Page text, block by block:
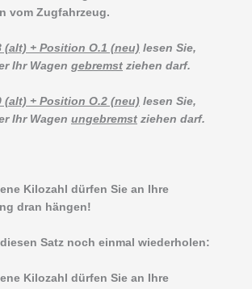
vom Zugfahrzeug.
(alt) + Position O.1 (neu) lesen Sie,
Ihr Wagen gebremst ziehen darf.
(alt) + Position O.2 (neu) lesen Sie,
Ihr Wagen ungebremst ziehen darf.
Kilozahl dürfen Sie an Ihre
dran hängen!
Satz noch einmal wiederholen:
Kilozahl dürfen Sie an Ihre